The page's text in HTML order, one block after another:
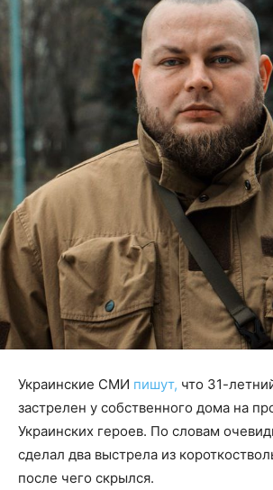
Украинские СМИ пишут, что 31-
застрелен у собственного дома на
Украинских героев. По словам
сделал два выстрела из
после чего скрылся.